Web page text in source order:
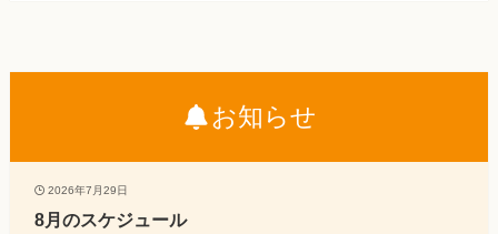
お知らせ
2026年7月29日
8月のスケジュール